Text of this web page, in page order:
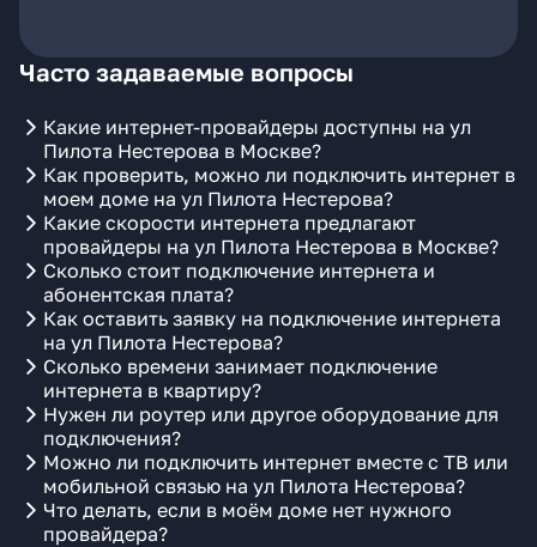
Часто задаваемые вопросы
Какие интернет-провайдеры доступны на ул
Пилота Нестерова в Москве?
Как проверить, можно ли подключить интернет в
моем доме на ул Пилота Нестерова?
Какие скорости интернета предлагают
провайдеры на ул Пилота Нестерова в Москве?
Сколько стоит подключение интернета и
абонентская плата?
Как оставить заявку на подключение интернета
на ул Пилота Нестерова?
Сколько времени занимает подключение
интернета в квартиру?
Нужен ли роутер или другое оборудование для
подключения?
Можно ли подключить интернет вместе с ТВ или
мобильной связью на ул Пилота Нестерова?
Что делать, если в моём доме нет нужного
провайдера?